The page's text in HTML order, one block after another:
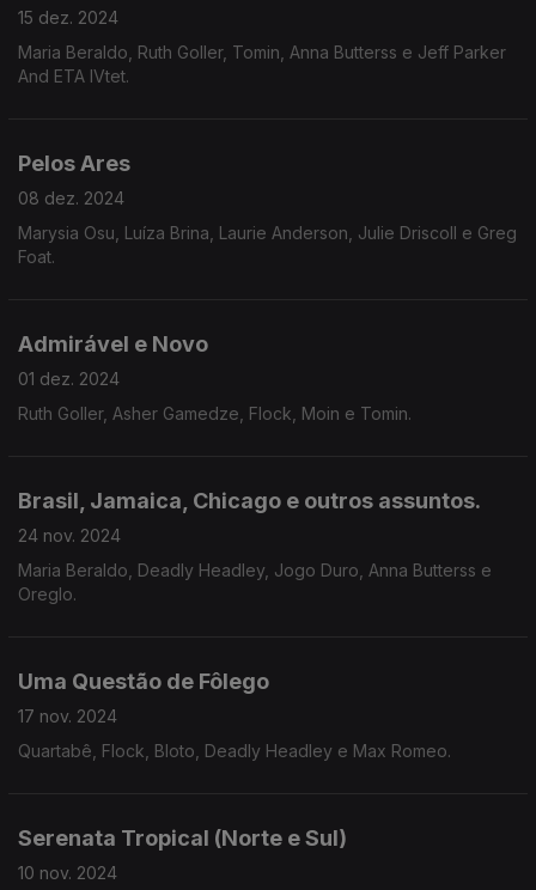
15 dez. 2024
Maria Beraldo, Ruth Goller, Tomin, Anna Butterss e Jeff Parker
And ETA IVtet.
Pelos Ares
08 dez. 2024
Marysia Osu, Luíza Brina, Laurie Anderson, Julie Driscoll e Greg
Foat.
Admirável e Novo
01 dez. 2024
Ruth Goller, Asher Gamedze, Flock, Moin e Tomin.
Brasil, Jamaica, Chicago e outros assuntos.
24 nov. 2024
Maria Beraldo, Deadly Headley, Jogo Duro, Anna Butterss e
Oreglo.
Uma Questão de Fôlego
17 nov. 2024
Quartabê, Flock, Bloto, Deadly Headley e Max Romeo.
Serenata Tropical (Norte e Sul)
10 nov. 2024